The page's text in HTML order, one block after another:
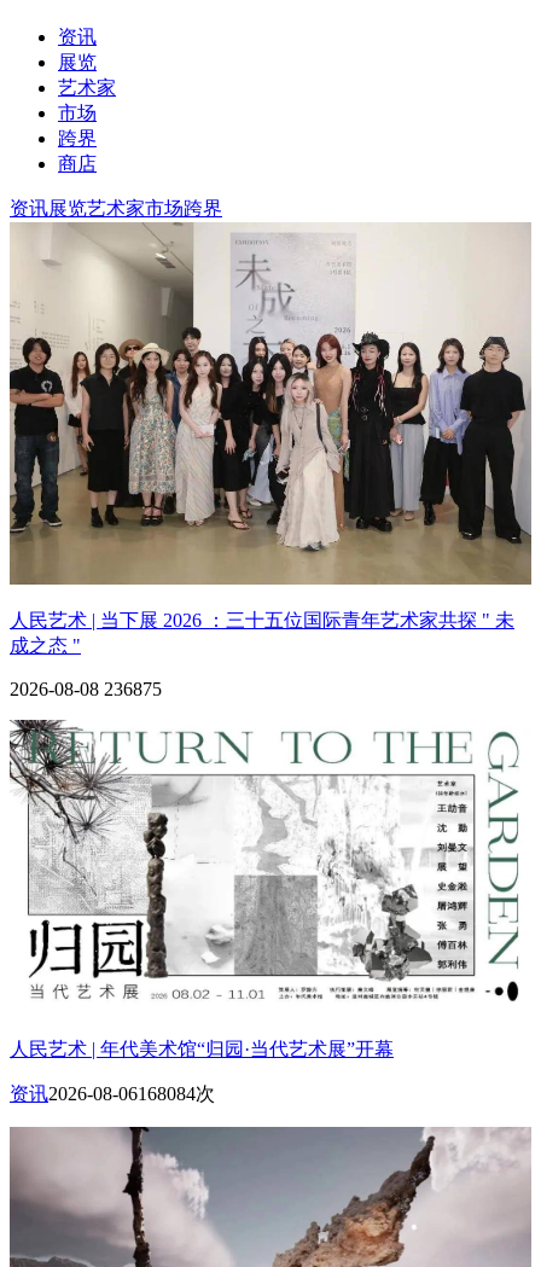
资讯
展览
艺术家
市场
跨界
商店
资讯展览艺术家市场跨界
人民艺术 | 当下展 2026 ：三十五位国际青年艺术家共探 " 未
成之态 "
2026-08-08 236875
人民艺术 | 年代美术馆“归园·当代艺术展”开幕
资讯2026-08-06168084次